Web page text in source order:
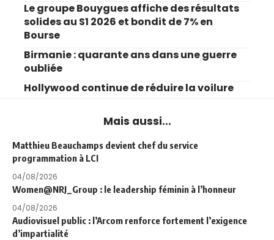
Le groupe Bouygues affiche des résultats
solides au S1 2026 et bondit de 7% en
Bourse
Birmanie : quarante ans dans une guerre
oubliée
Hollywood continue de réduire la voilure
Mais aussi...
Matthieu Beauchamps devient chef du service
programmation à LCI
04/08/2026
Women@NRJ_Group : le leadership féminin à l’honneur
04/08/2026
Audiovisuel public : l’Arcom renforce fortement l’exigence
d’impartialité